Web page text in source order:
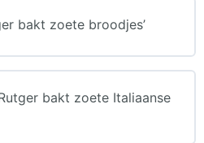
bakt zoete broodjes’
bakt zoete Italiaanse